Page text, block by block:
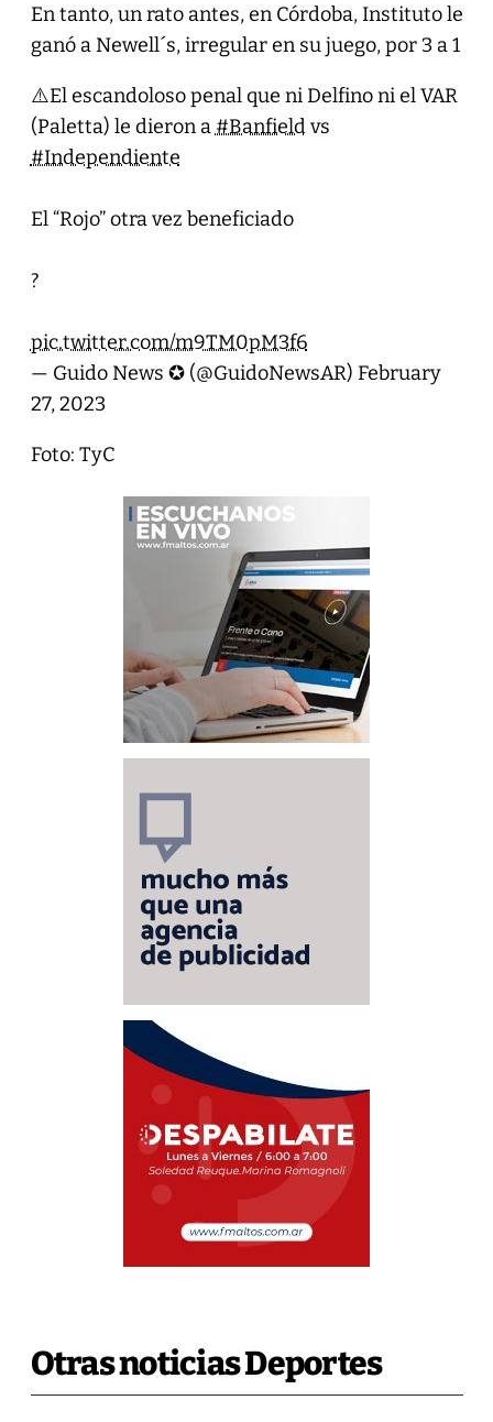
En tanto, un rato antes, en Córdoba, Instituto le
ganó a Newell´s, irregular en su juego, por 3 a 1
⚠️El escandoloso penal que ni Delfino ni el VAR
(Paletta) le dieron a #Banfieldvs
#Independiente
El “Rojo” otra vez beneficiado
?
pic.twitter.com/m9TM0pM3f6
— Guido News ✪ (@GuidoNewsAR) February
27, 2023
Foto: TyC
Otras noticias Deportes